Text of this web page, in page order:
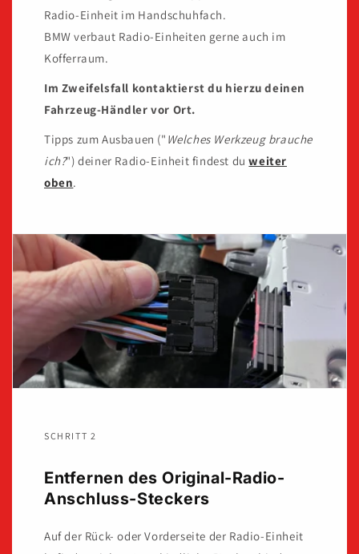
Radio-Einheit im Handschuhfach.
BMW verbaut Radio-Einheiten gerne auch im
Kofferraum.
Im Zweifelsfall kontaktierst du hierzu deinen
Fahrzeug-Händler vor Ort.
Tipps zum Ausbauen (" Welches Werkzeug brauche
ich?") deiner Radio-Einheit findest duweiter
oben.
SCHRITT 2
Entfernen des Original-Radio-
Anschluss-Steckers
Auf der Rück- oder Vorderseite der Radio-Einheit